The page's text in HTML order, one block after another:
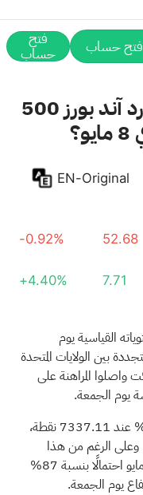
فتح حساب فتح
حساب
هل سيفتتح مؤشر ستاندرد آند بورز 500
EN-Original
52.68
-0.92%
7.71
+4.40%
بورز 500 عن مستوياته القياسية يوم
بين الولايات المتحدة
واصلوا المراهنة على
يوم الجمعة.
أغلق المؤشر القياسي منخفضًا بنسبة 0.38% عند 7337.11 نقطة،
الرغم من هذا
الانخفاض، أظهر عقد بولي ماركت بتاريخ 8 مايو احتمالًا بنسبة 87%